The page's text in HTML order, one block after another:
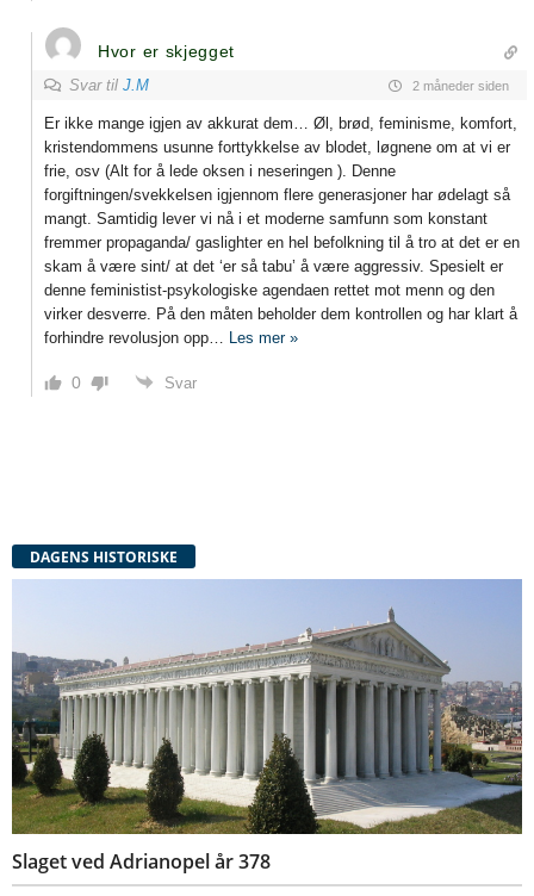
Hvor er skjegget
Svar til J.M 2 måneder siden
Er ikke mange igjen av akkurat dem… Øl, brød, feminisme, komfort,
kristendommens usunne forttykkelse av blodet, løgnene om at vi er
frie, osv (Alt for å lede oksen i neseringen ). Denne
forgiftningen/svekkelsen igjennom flere generasjoner har ødelagt så
mangt. Samtidig lever vi nå i et moderne samfunn som konstant
fremmer propaganda/ gaslighter en hel befolkning til å tro at det er en
skam å være sint/ at det ‘er så tabu’ å være aggressiv. Spesielt er
denne feministist-psykologiske agendaen rettet mot menn og den
virker desverre. På den måten beholder dem kontrollen og har klart å
forhindre revolusjon opp… Les mer »
0 Svar
DAGENS HISTORISKE
Slaget ved Adrianopel år 378